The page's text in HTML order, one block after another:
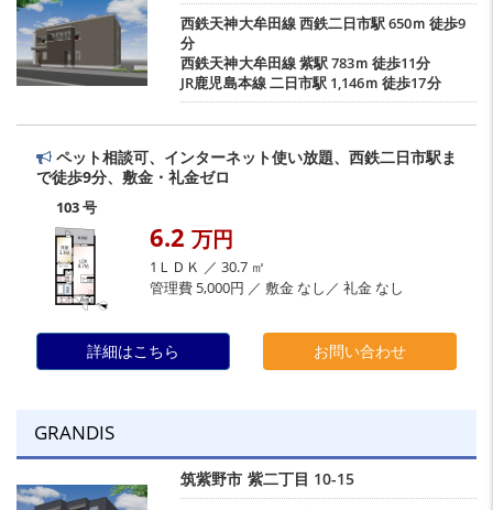
西鉄天神大牟田線西鉄二日市駅650ｍ 徒歩9
分
西鉄天神大牟田線紫駅783ｍ 徒歩11分
JR鹿児島本線二日市駅1,146ｍ 徒歩17分
ペット相談可、インターネット使い放題、西鉄二日市駅ま
で徒歩9分、敷金・礼金ゼロ
103 号
6.2 万円
1ＬＤＫ ／ 30.7 ㎡
管理費 5,000円 ／ 敷金 なし／ 礼金 なし
詳細はこちら お問い合わせ
GRANDIS
筑紫野市 紫二丁目 10-15